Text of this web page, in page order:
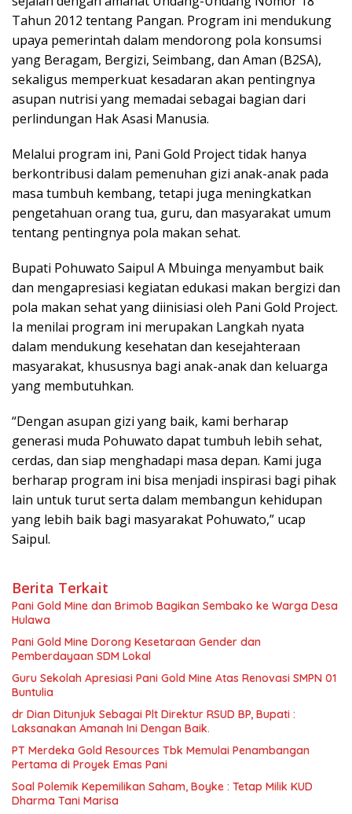
Melalui program ini, Pani Gold Project tidak hanya
berkontribusi dalam pemenuhan gizi anak-anak pada
masa tumbuh kembang, tetapi juga meningkatkan
pengetahuan orang tua, guru, dan masyarakat umum
tentang pentingnya pola makan sehat.
dan mengapresiasi kegiatan edukasi makan bergizi dan
pola makan sehat yang diinisiasi oleh Pani Gold Project.
Ia menilai program ini merupakan Langkah nyata
dalam mendukung kesehatan dan kesejahteraan
masyarakat, khususnya bagi anak-anak dan keluarga
“Dengan asupan gizi yang baik, kami berharap
generasi muda Pohuwato dapat tumbuh lebih sehat,
cerdas, dan siap menghadapi masa depan. Kami juga
berharap program ini bisa menjadi inspirasi bagi pihak
lain untuk turut serta dalam membangun kehidupan
yang lebih baik bagi masyarakat Pohuwato,” ucap
Berita Terkait
Pani Gold Mine dan Brimob Bagikan Sembako ke Warga Desa
Hulawa
Pani Gold Mine Dorong Kesetaraan Gender dan
Pemberdayaan SDM Lokal
Guru Sekolah Apresiasi Pani Gold Mine Atas Renovasi SMPN 01
dr Dian Ditunjuk Sebagai Plt Direktur RSUD BP, Bupati :
Laksanakan Amanah Ini Dengan Baik.
PT Merdeka Gold Resources Tbk Memulai Penambangan
Soal Polemik Kepemilikan Saham, Boyke : Tetap Milik KUD
Dharma Tani Marisa
Bagikan ini:
X
Facebook
Telegram
WhatsApp